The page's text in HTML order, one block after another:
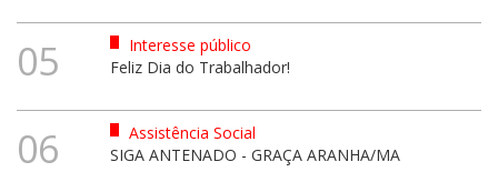
05
Interesse público
Feliz Dia do Trabalhador!
06
Assistência Social
SIGA ANTENADO - GRAÇA ARANHA/MA